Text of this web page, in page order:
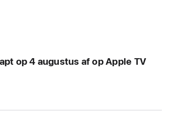
op 4 augustus af op Apple TV